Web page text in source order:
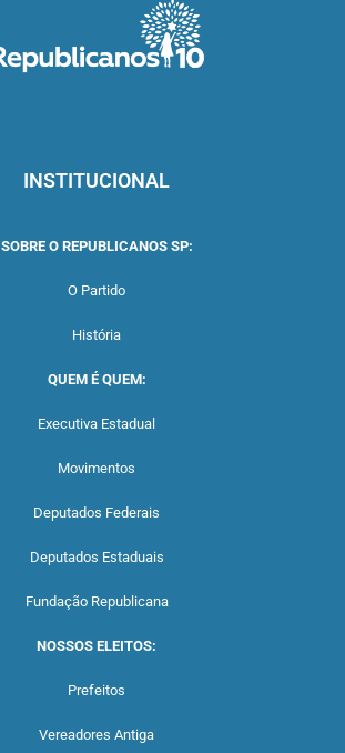
INSTITUCIONAL
SOBRE O REPUBLICANOS SP:
O Partido
História
QUEM É QUEM:
Executiva Estadual
Movimentos
Deputados Federais
Deputados Estaduais
Fundação Republicana
NOSSOS ELEITOS:
Prefeitos
Vereadores Antiga